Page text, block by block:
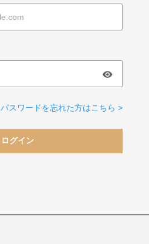
パスワードを忘れた方はこちら >
ログイン